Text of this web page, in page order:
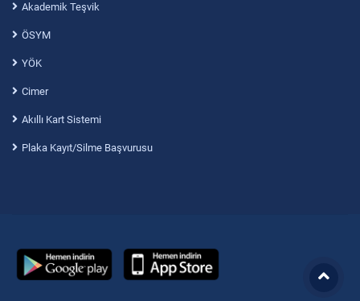
Akademik Teşvik
ÖSYM
YÖK
Cimer
Akıllı Kart Sistemi
Plaka Kayıt/Silme Başvurusu